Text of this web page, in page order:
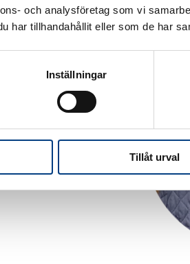
och analysföretag som vi
har tillhandahållit eller som de har
Inställningar
Tillåt urval